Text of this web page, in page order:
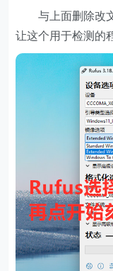
与上面删除改文
让这个用于检测的